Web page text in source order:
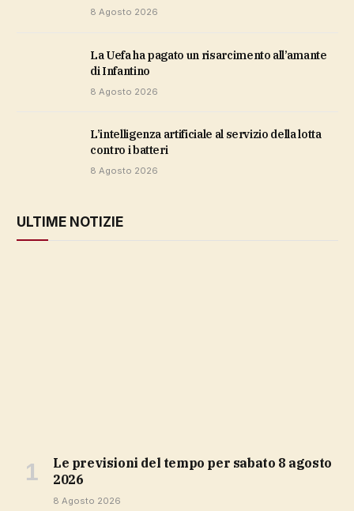
8 Agosto 2026
la Uefa ha pagato un risarcimento all’amante
di Infantino
8 Agosto 2026
L’intelligenza artificiale al servizio della lotta
contro i batteri
8 Agosto 2026
ULTIME NOTIZIE
Le previsioni del tempo per sabato 8 agosto
2026
8 Agosto 2026